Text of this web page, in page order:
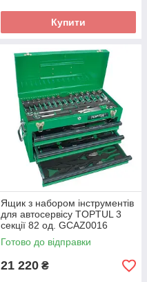
Купити
Ящик з набором інструментів
для автосервісу TOPTUL 3
секції 82 од. GCAZ0016
Готово до відправки
21 220 ₴